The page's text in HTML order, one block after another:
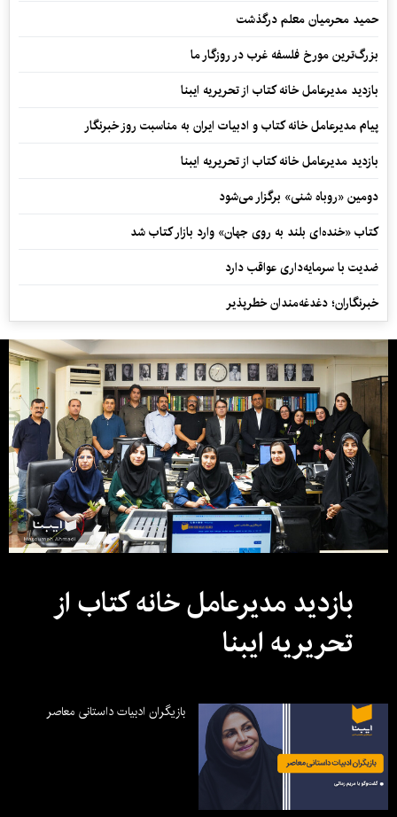
حمید محرمیان معلم درگذشت
بزرگ‌ترین مورخ فلسفه غرب در روزگار ما
بازدید مدیرعامل خانه کتاب از تحریریه ایبنا
پیام مدیرعامل خانه کتاب و ادبیات ایران به مناسبت روز خبرنگار
بازدید مدیرعامل خانه کتاب از تحریریه ایبنا
دومین «روباه شنی» برگزار می‌شود
کتاب «خنده‌ای بلند به روی جهان» وارد بازار کتاب شد
ضدیت با سرمایه‌داری عواقب دارد
خبرنگاران؛ دغدغه‌مندان خطرپذیر
بازدید مدیرعامل خانه کتاب از
تحریریه ایبنا
بازیگران ادبیات داستانی معاصر